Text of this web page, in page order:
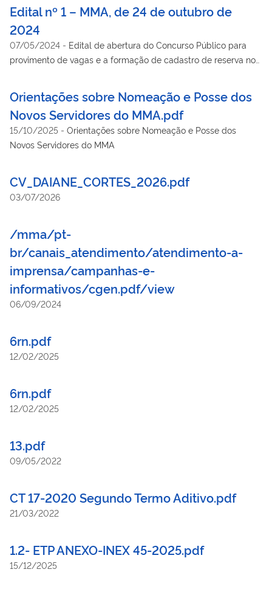
Edital nº 1 – MMA, de 24 de outubro de
2024
07/05/2024 - Edital de abertura do Concurso Público para
provimento de vagas e a formação de cadastro de reserva no
Orientações sobre Nomeação e Posse dos
Novos Servidores do MMA.pdf
15/10/2025 - Orientações sobre Nomeação e Posse dos
Novos Servidores do MMA
CV_DAIANE_CORTES_2026.pdf
03/07/2026
/mma/pt-
br/canais_atendimento/atendimento-a-
imprensa/campanhas-e-
informativos/cgen.pdf/view
06/09/2024
6rn.pdf
12/02/2025
6rn.pdf
12/02/2025
13.pdf
09/05/2022
CT 17-2020 Segundo Termo Aditivo.pdf
21/03/2022
1.2- ETP ANEXO-INEX 45-2025.pdf
15/12/2025